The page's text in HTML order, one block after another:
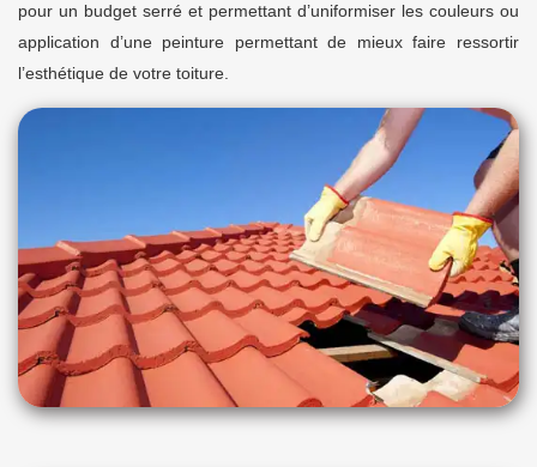
pour un budget serré et permettant d’uniformiser les couleurs ou
application d’une peinture permettant de mieux faire ressortir
l’esthétique de votre toiture.